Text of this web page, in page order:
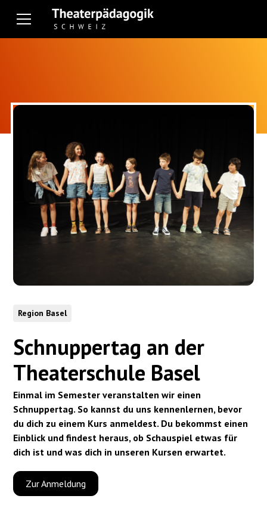
Region Basel
Schnuppertag an der
Theaterschule Basel
Einmal im Semester veranstalten wir einen
Schnuppertag. So kannst du uns kennenlernen, bevor
du dich zu einem Kurs anmeldest. Du bekommst einen
Einblick und findest heraus, ob Schauspiel etwas für
dich ist und was dich in unseren Kursen erwartet.
Zur Anmeldung